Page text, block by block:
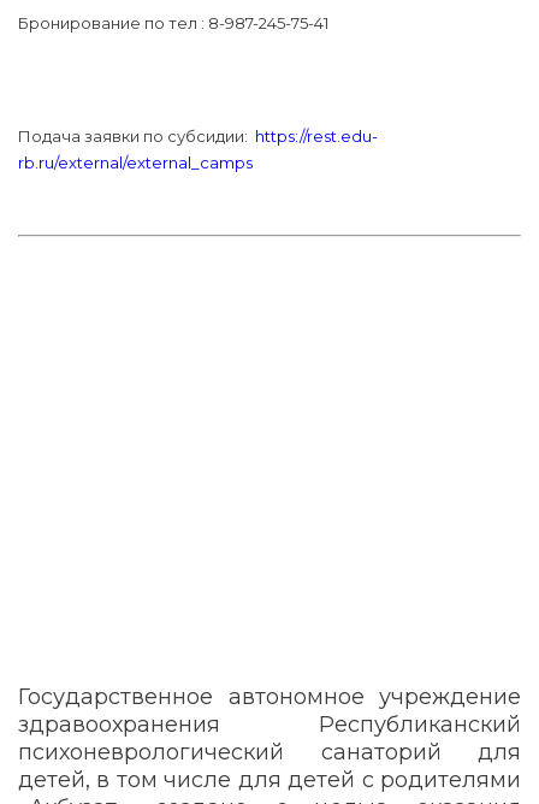
Бронирование по тел : 8-987-245-75-41
Подача заявки по субсидии: https://rest.edu-
rb.ru/external/external_camps
Государственное автономное учреждение
здравоохранения Республиканский
психоневрологический санаторий для
детей, в том числе для детей с родителями